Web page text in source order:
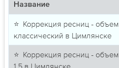
Название
⭐ Коррекция ресниц - объем
классический в Цимлянске
⭐ Коррекция ресниц - объем
1,5 в Цимлянске